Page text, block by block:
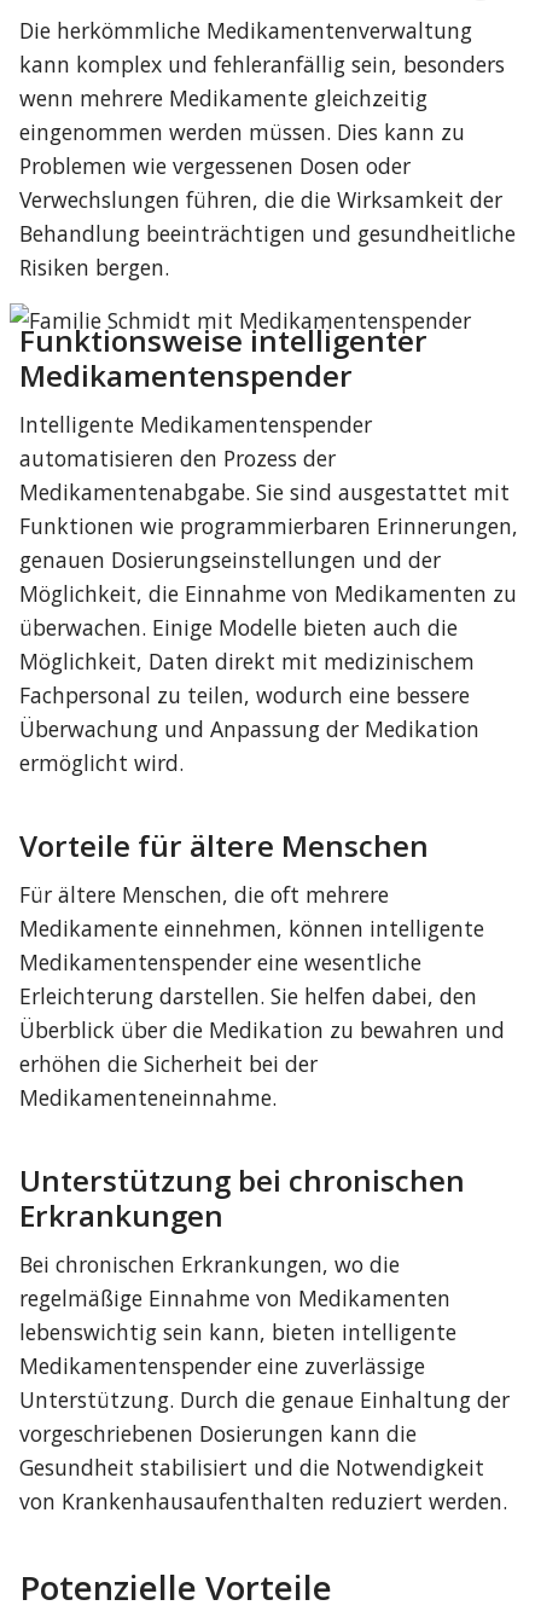
Die herkömmliche Medikamentenverwaltung
kann komplex und fehleranfällig sein, besonders
wenn mehrere Medikamente gleichzeitig
eingenommen werden müssen. Dies kann zu
Problemen wie vergessenen Dosen oder
Verwechslungen führen, die die Wirksamkeit der
Behandlung beeinträchtigen und gesundheitliche
Risiken bergen.
Funktionsweise intelligenter
Medikamentenspender
Intelligente Medikamentenspender
automatisieren den Prozess der
Medikamentenabgabe. Sie sind ausgestattet mit
Funktionen wie programmierbaren Erinnerungen,
genauen Dosierungseinstellungen und der
Möglichkeit, die Einnahme von Medikamenten zu
überwachen. Einige Modelle bieten auch die
Möglichkeit, Daten direkt mit medizinischem
Fachpersonal zu teilen, wodurch eine bessere
Überwachung und Anpassung der Medikation
ermöglicht wird.
Vorteile für ältere Menschen
Für ältere Menschen, die oft mehrere
Medikamente einnehmen, können intelligente
Medikamentenspender eine wesentliche
Erleichterung darstellen. Sie helfen dabei, den
Überblick über die Medikation zu bewahren und
erhöhen die Sicherheit bei der
Medikamenteneinnahme.
Unterstützung bei chronischen
Erkrankungen
Bei chronischen Erkrankungen, wo die
regelmäßige Einnahme von Medikamenten
lebenswichtig sein kann, bieten intelligente
Medikamentenspender eine zuverlässige
Unterstützung. Durch die genaue Einhaltung der
vorgeschriebenen Dosierungen kann die
Gesundheit stabilisiert und die Notwendigkeit
von Krankenhausaufenthalten reduziert werden.
Potenzielle Vorteile